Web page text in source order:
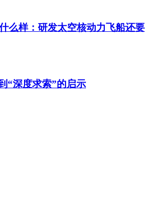
么样：研发太空核动力飞船还要
“深度求索”的启示